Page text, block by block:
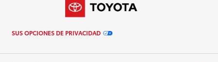
SUS OPCIONES DE PRIVACIDAD